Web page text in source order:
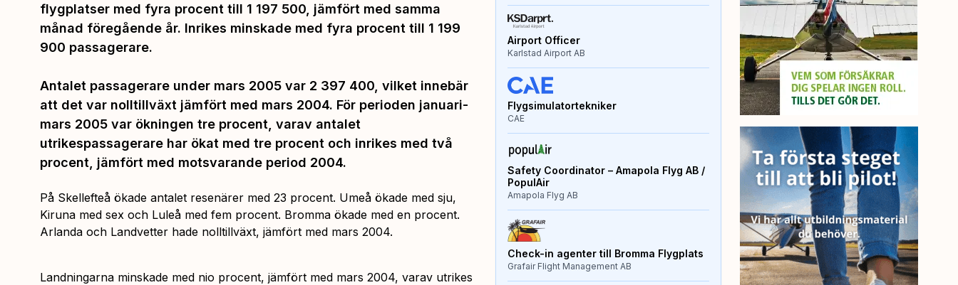
flygplatser med fyra procent till 1 197 500, jämfört med samma
månad föregående år. Inrikes minskade med fyra procent till 1 199
900 passagerare.
Antalet passagerare under mars 2005 var 2 397 400, vilket innebär
att det var nolltillväxt jämfört med mars 2004. För perioden januari-
mars 2005 var ökningen tre procent, varav antalet
utrikespassagerare har ökat med tre procent och inrikes med två
procent, jämfört med motsvarande period 2004.
På Skellefteå ökade antalet resenärer med 23 procent. Umeå ökade med sju,
Kiruna med sex och Luleå med fem procent. Bromma ökade med en procent.
Arlanda och Landvetter hade nolltillväxt, jämfört med mars 2004.
Landningarna minskade med nio procent, jämfört med mars 2004, varav utrikes
Airport Officer
Karlstad Airport AB
Flygsimulatortekniker
CAE
Safety Coordinator – Amapola Flyg AB /
PopulAir
Amapola Flyg AB
Check-in agenter till Bromma Flygplats
Grafair Flight Management AB